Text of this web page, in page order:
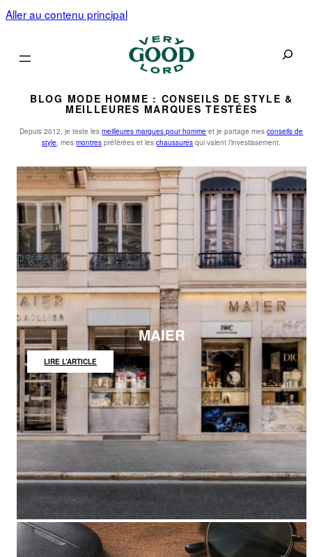
Aller au contenu principal
BLOG MODE HOMME : CONSEILS DE STYLE &
MEILLEURES MARQUES TESTÉES
Depuis 2012, je teste lesmeilleures marques pour homme et je partage mesconseils de
style, mesmontres préférées et leschaussures qui valent l’investissement.
MAIER
LIRE L’ARTICLE
MAIER